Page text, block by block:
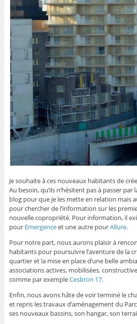
Je souhaite à ces nouveaux habitants de
Au besoin, qu’ils n’hésitent pas à passer
blog pour que je les mette en relation mais
pour chercher de l’information sur les
nouvelle copropriété. Pour information, il
pour Emergenceet une autre pourAllure.
Pour notre part, nous aurons plaisir à
habitants pour poursuivre l’aventure de la
quartier et la mise en place d’une belle
associations actives, mobilisées,
comme par exempleCesbron 17.
Enfin, nous avons hâte de voir terminé le
et repris les travaux d’aménagement du
ses nouveaux bassins, son hangar, son